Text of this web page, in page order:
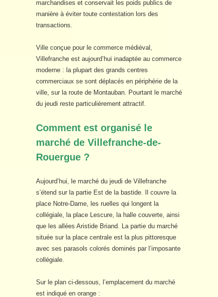
marchandises et conservait les poids publics de
manière à éviter toute contestation lors des
transactions.
Ville conçue pour le commerce médiéval,
Villefranche est aujourd’hui inadaptée au commerce
moderne : la plupart des grands centres
commerciaux se sont déplacés en périphérie de la
ville, sur la route de Montauban. Pourtant le marché
du jeudi reste particulièrement attractif.
Comment est organisé le
marché de Villefranche-de-
Rouergue ?
Aujourd’hui, le marché du jeudi de Villefranche
s’étend sur la partie Est de la bastide. Il couvre la
place Notre-Dame, les ruelles qui longent la
collégiale, la place Lescure, la halle couverte, ainsi
que les allées Aristide Briand. La partie du marché
située sur la place centrale est la plus pittoresque
avec ses parasols colorés dominés par l’imposante
collégiale.
Sur le plan ci-dessous, l’emplacement du marché
est indiqué en orange :